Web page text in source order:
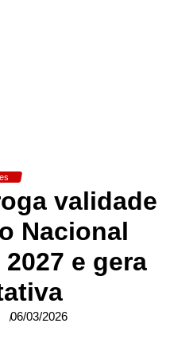
validade
Nacional
e gera
06/03/2026